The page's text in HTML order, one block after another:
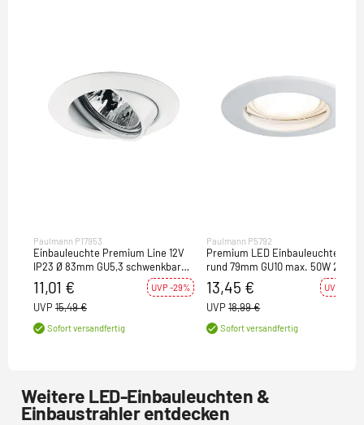
Paulmann P17953
Einbauleuchte Premium Line 12V
IP23 Ø 83mm GU5,3 schwenkbar
Weiß
11,01 € UVP -29%
UVP 15,49 €
Sofort versandfertig
Paulmann P5792
Premium LED Einbauleuchte IP44
rund 79mm GU10 max. 50W 230V
dimmbar Weiß
13,45 € UVP -29%
UVP 18,99 €
Sofort versandfertig
Weitere LED-Einbauleuchten &
Einbaustrahler entdecken